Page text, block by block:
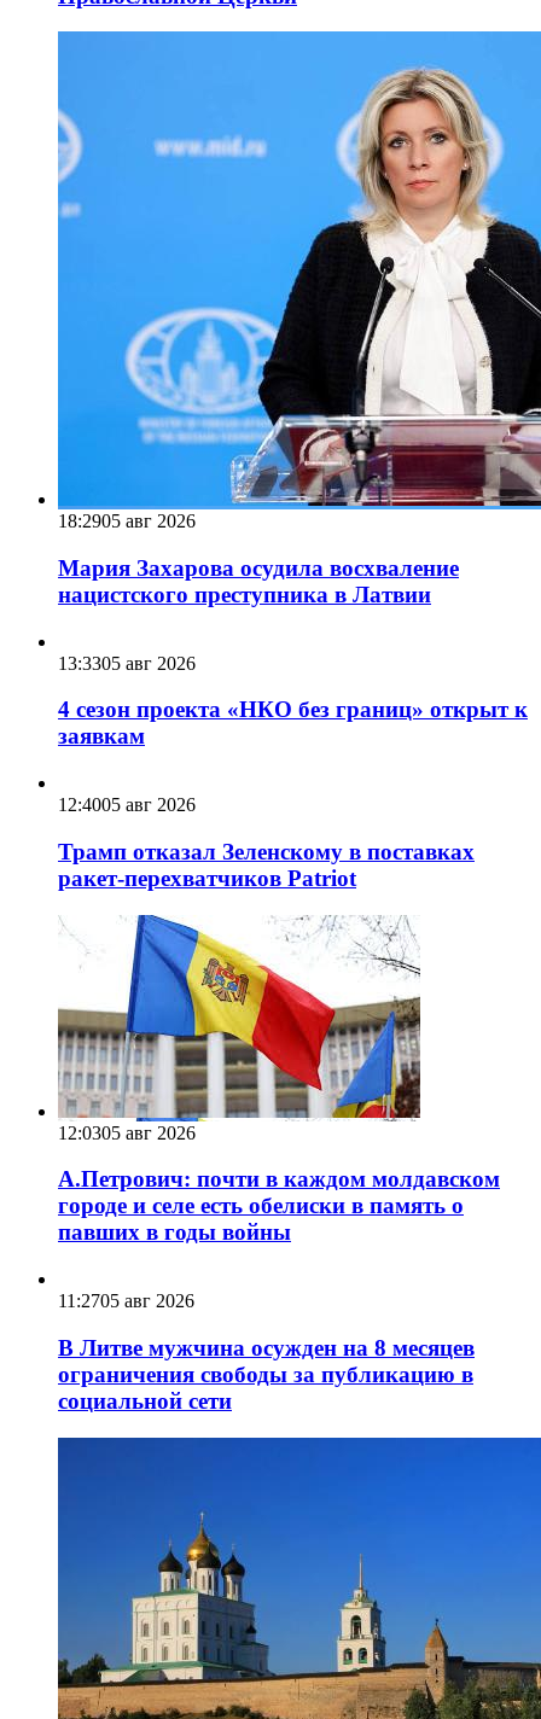
18:2905 авг 2026
Мария Захарова осудила восхваление
нацистского преступника в Латвии
13:3305 авг 2026
4 сезон проекта «НКО без границ» открыт к
заявкам
12:4005 авг 2026
Трамп отказал Зеленскому в поставках
ракет-перехватчиков Patriot
12:0305 авг 2026
А.Петрович: почти в каждом молдавском
городе и селе есть обелиски в память о
павших в годы войны
11:2705 авг 2026
В Литве мужчина осужден на 8 месяцев
ограничения свободы за публикацию в
социальной сети